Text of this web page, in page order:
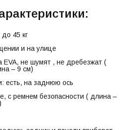
45 кг
и на улице
EVA, не шумят , не дребезжат (
– 9 см)
есть, на заднюю ось
с ремнем безопасности ( длина –